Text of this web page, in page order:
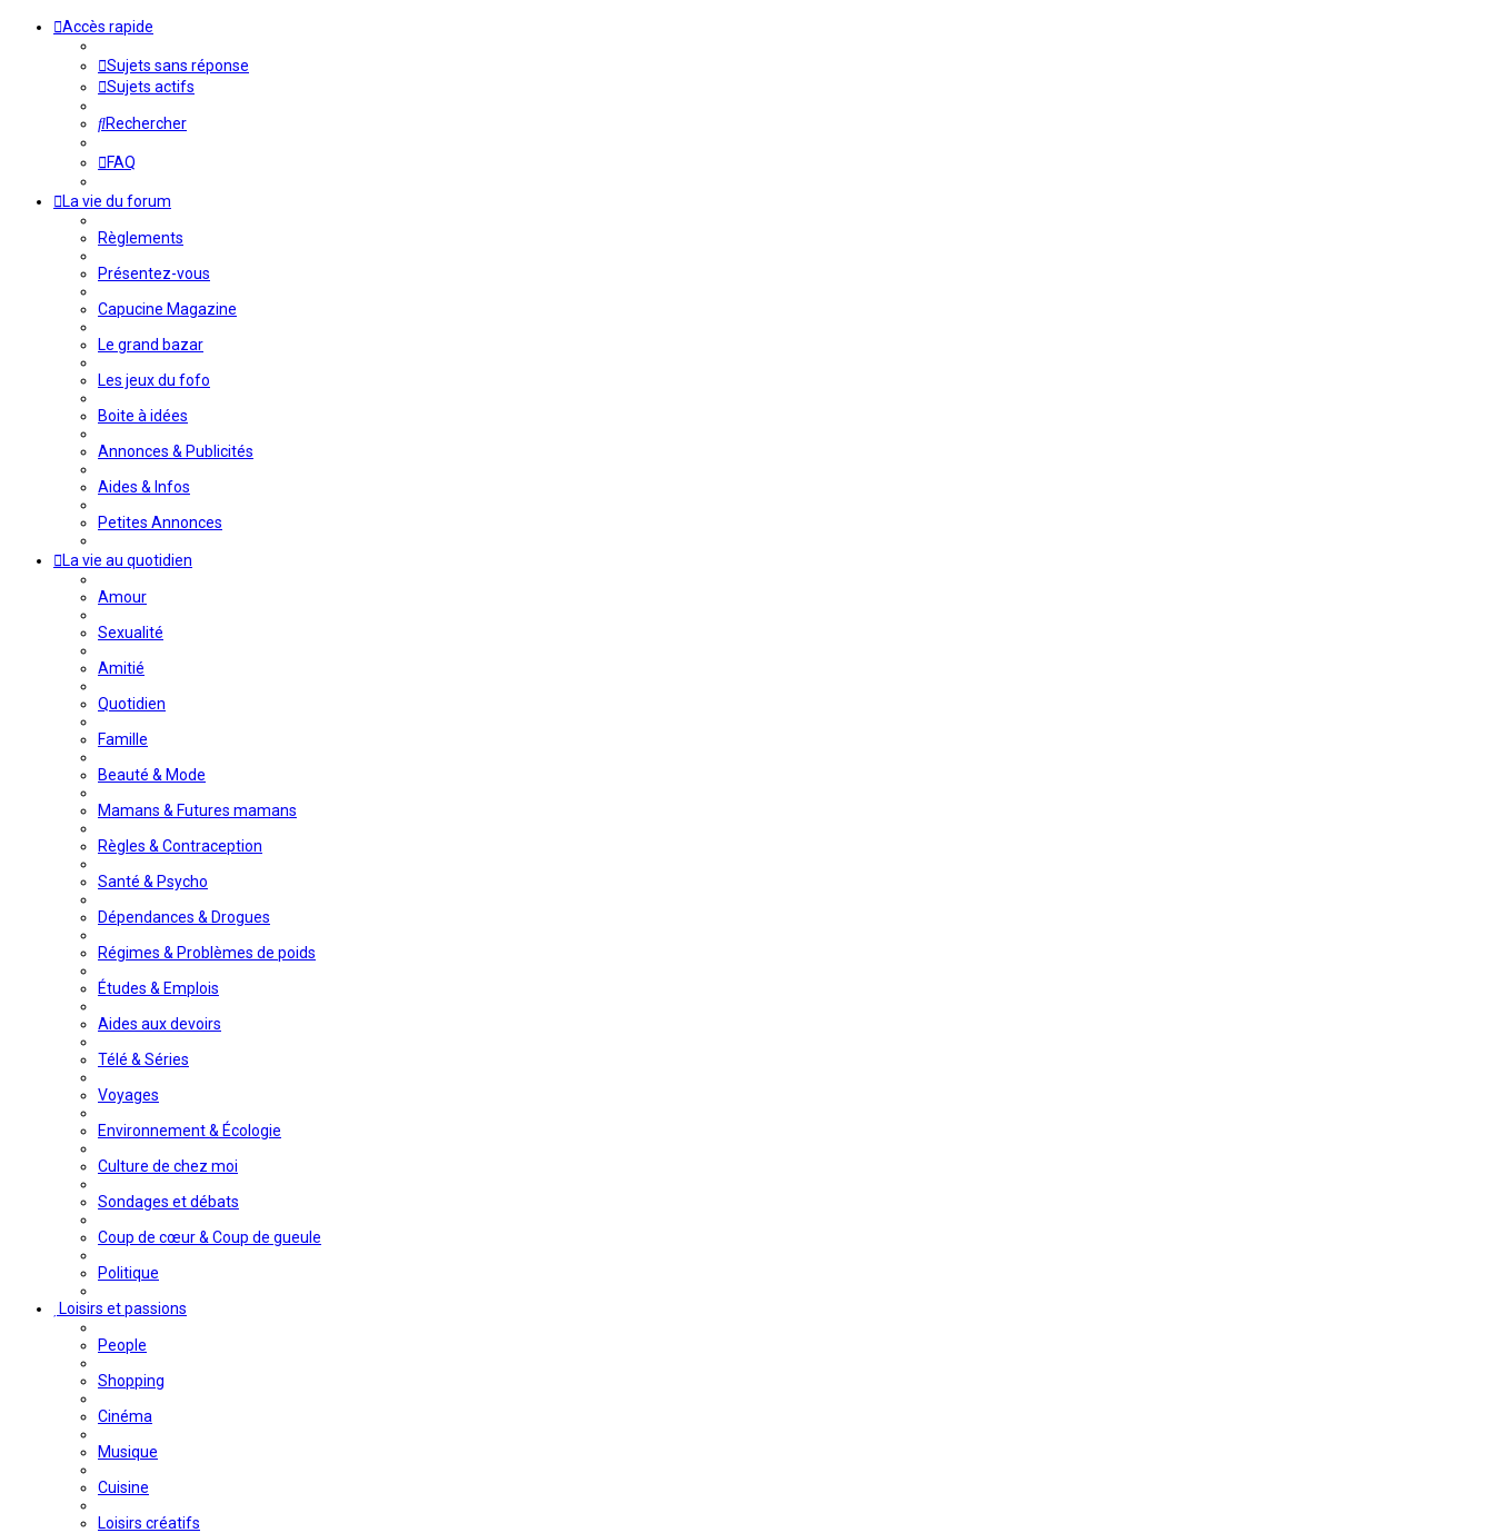
Accès rapide
Sujets sans réponse
Sujets actifs
Rechercher
FAQ
La vie du forum
Règlements
Présentez-vous
Capucine Magazine
Le grand bazar
Les jeux du fofo
Boite à idées
Annonces & Publicités
Aides & Infos
Petites Annonces
La vie au quotidien
Amour
Sexualité
Amitié
Quotidien
Famille
Beauté & Mode
Mamans & Futures mamans
Règles & Contraception
Santé & Psycho
Dépendances & Drogues
Régimes & Problèmes de poids
Études & Emplois
Aides aux devoirs
Télé & Séries
Voyages
Environnement & Écologie
Culture de chez moi
Sondages et débats
Coup de cœur & Coup de gueule
Politique
Loisirs et passions
People
Shopping
Cinéma
Musique
Cuisine
Loisirs créatifs